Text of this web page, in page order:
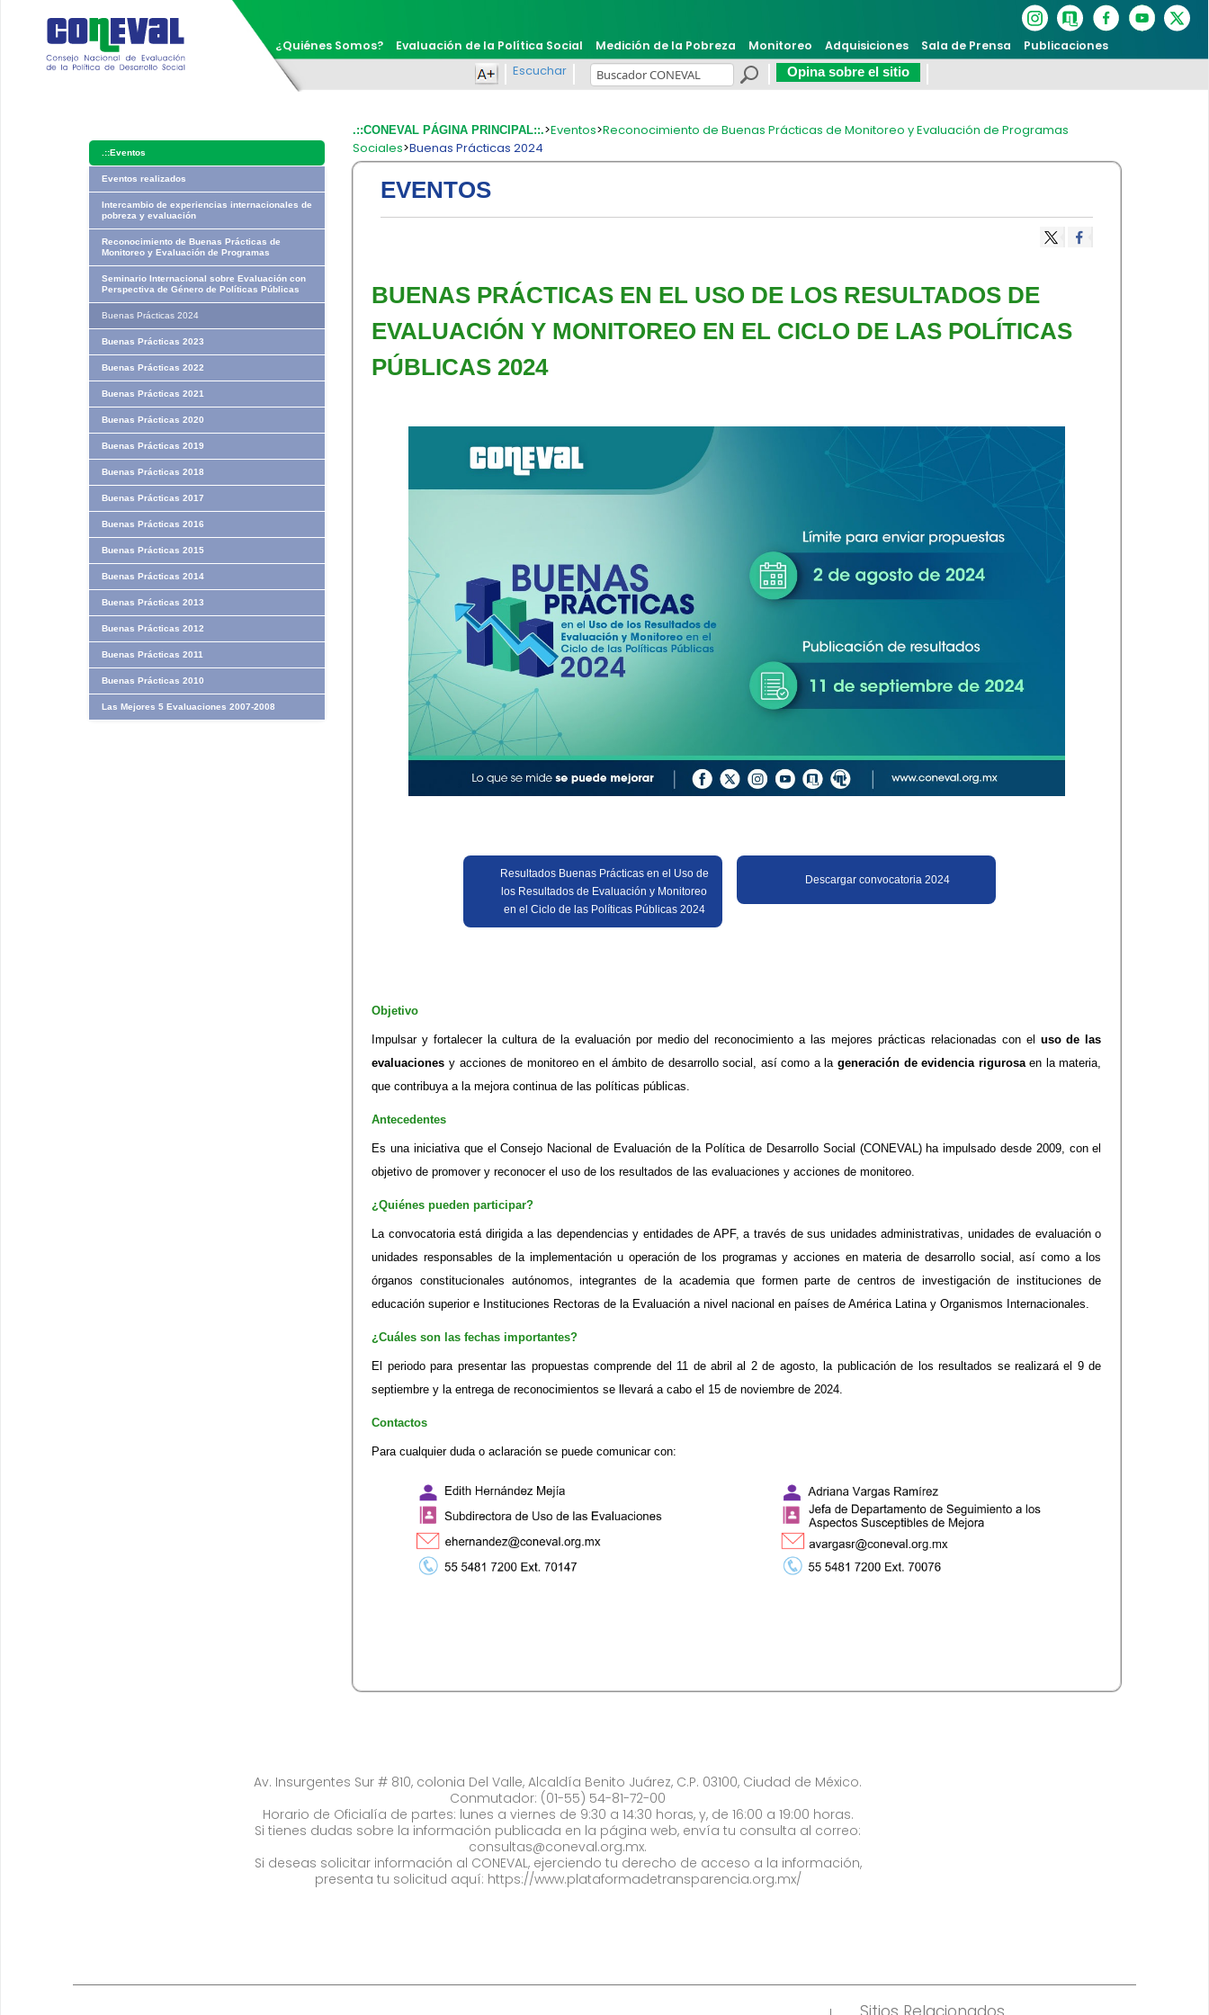
¿Quiénes Somos? Evaluación de la Política Social Medición de la Pobreza Monitoreo Adquisiciones Sala de Prensa Publicaciones
Escuchar Opina sobre el sitio
.::Eventos
Eventos realizados
Intercambio de experiencias internacionales de
pobreza y evaluación
Reconocimiento de Buenas Prácticas de
Monitoreo y Evaluación de Programas
Seminario Internacional sobre Evaluación con
Perspectiva de Género de Políticas Públicas
Buenas Prácticas 2024
Buenas Prácticas 2023
Buenas Prácticas 2022
Buenas Prácticas 2021
Buenas Prácticas 2020
Buenas Prácticas 2019
Buenas Prácticas 2018
Buenas Prácticas 2017
Buenas Prácticas 2016
Buenas Prácticas 2015
Buenas Prácticas 2014
Buenas Prácticas 2013
Buenas Prácticas 2012
Buenas Prácticas 2011
Buenas Prácticas 2010
Las Mejores 5 Evaluaciones 2007-2008
.::CONEVAL PÁGINA PRINCIPAL::.>Eventos>Reconocimiento de Buenas Prácticas de Monitoreo y Evaluación de Programas
Sociales>Buenas Prácticas 2024
EVENTOS
BUENAS PRÁCTICAS EN EL USO DE LOS RESULTADOS DE
EVALUACIÓN Y MONITOREO EN EL CICLO DE LAS POLÍTICAS
PÚBLICAS 2024
Resultados Buenas Prácticas en el Uso de
los Resultados de Evaluación y Monitoreo
en el Ciclo de las Políticas Públicas 2024
Descargar convocatoria 2024
Objetivo
Impulsar y fortalecer la cultura de la evaluación por medio del reconocimiento a las mejores prácticas relacionadas con el uso de las
evaluaciones y acciones de monitoreo en el ámbito de desarrollo social, así como a la generación de evidencia rigurosaen la materia,
que contribuya a la mejora continua de las políticas públicas.
Antecedentes
Es una iniciativa que el Consejo Nacional de Evaluación de la Política de Desarrollo Social (CONEVAL) ha impulsado desde 2009, con el
objetivo de promover y reconocer el uso de los resultados de las evaluaciones y acciones de monitoreo.
¿Quiénes pueden participar?
La convocatoria está dirigida a las dependencias y entidades de APF, a través de sus unidades administrativas, unidades de evaluación o
unidades responsables de la implementación u operación de los programas y acciones en materia de desarrollo social, así como a los
órganos constitucionales autónomos, integrantes de la academia que formen parte de centros de investigación de instituciones de
educación superior e Instituciones Rectoras de la Evaluación a nivel nacional en países de América Latina y Organismos Internacionales.
¿Cuáles son las fechas importantes?
El periodo para presentar las propuestas comprende del 11 de abril al 2 de agosto, la publicación de los resultados se realizará el 9 de
septiembre y la entrega de reconocimientos se llevará a cabo el 15 de noviembre de 2024.
Contactos​​​​
Para cualquier duda o aclaración se puede comunicar con:
Av. Insurgentes Sur # 810, colonia Del Valle, Alcaldía Benito Juárez, C.P. 03100, Ciudad de México.
Conmutador: (01-55) 54-81-72-00
Horario de Oficialía de partes: lunes a viernes de 9:30 a 14:30 horas, y, de 16:00 a 19:00 horas.
Si tienes dudas sobre la información publicada en la página web, envía tu consulta al correo:
consultas@coneval.org.mx.
Si deseas solicitar información al CONEVAL, ejerciendo tu derecho de acceso a la información,
presenta tu solicitud aquí: https://www.plataformadetransparencia.org.mx/